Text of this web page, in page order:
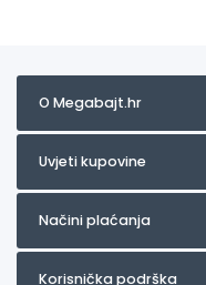
O Megabajt.hr
Uvjeti kupovine
Načini plaćanja
Korisnička podrška